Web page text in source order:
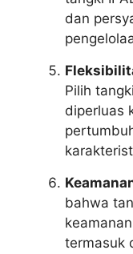
dan
Pilih
diperluas
bahwa
termasuk